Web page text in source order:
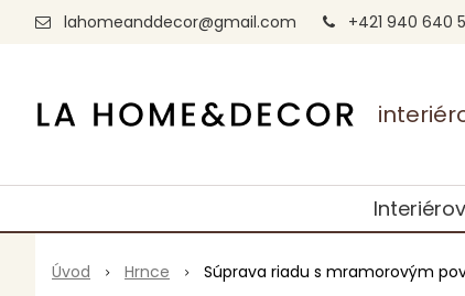
lahomeanddecor@gmail.com +421 940 640
Úvod Hrnce Súprava riadu s mramorovým